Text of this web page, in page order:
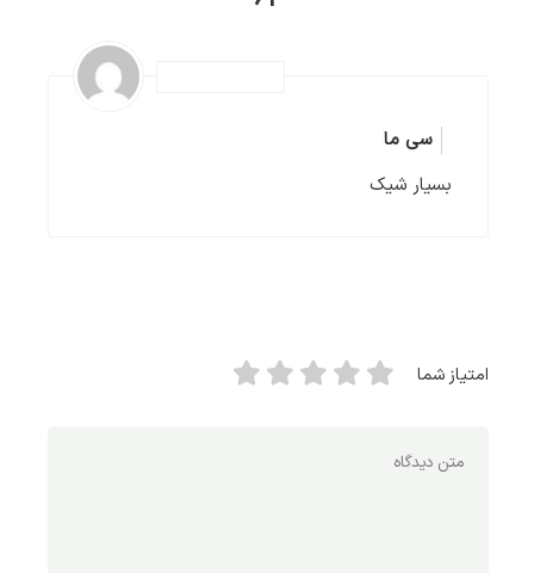
سی ما
بسیار شیک
امتیاز شما